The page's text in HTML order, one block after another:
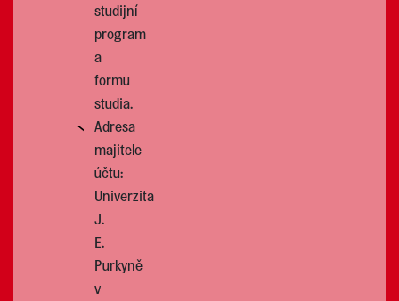
studijní
program
a
formu
studia.
Adresa
majitele
účtu:
Univerzita
J.
E.
Purkyně
v